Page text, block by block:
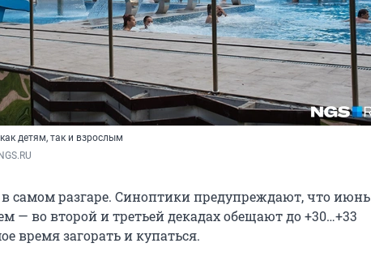
детям, так и взрослым
самом разгаре. Синоптики предупреждают, что июнь
— во второй и третьей декадах обещают до +30…+33
время загорать и купаться.